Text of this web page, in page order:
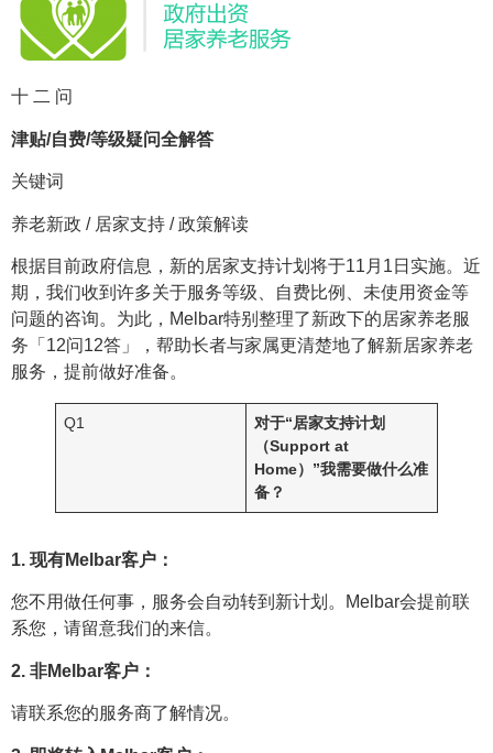
十 二 问
津贴/自费/等级疑问全解答
关键词
养老新政 / 居家支持 / 政策解读
根据目前政府信息，新的居家支持计划将于11月1日实施。近
期，我们收到许多关于服务等级、自费比例、未使用资金等
问题的咨询。为此，Melbar特别整理了新政下的居家养老服
务「12问12答」，帮助长者与家属更清楚地了解新居家养老
服务，提前做好准备。
Q1
对于“居家支持计划
（Support at
Home）”我需要做什么准
备？
1. 现有Melbar客户：
您不用做任何事，服务会自动转到新计划。Melbar会提前联
系您，请留意我们的来信。
2. 非Melbar客户：
请联系您的服务商了解情况。